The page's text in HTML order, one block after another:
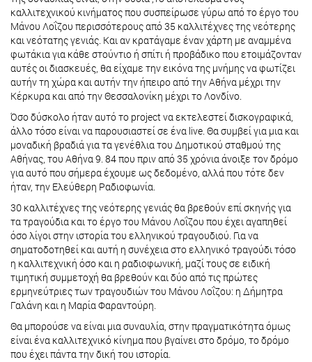
καλλιτεχνικού κινήματος που συσπείρωσε γύρω από το έργο του
Μάνου Λοΐζου περισσότερους από 35 καλλιτέχνες της νεότερης
και νεότατης γενιάς. Και αν κρατάγαμε έναν χάρτη με αναμμένα
φωτάκια για κάθε στούντιο ή σπίτι ή προβάδικο που ετοιμάζονταν
αυτές οι διασκευές, θα είχαμε την εικόνα της μνήμης να φωτίζει
αυτήν τη χώρα και αυτήν την ήπειρο από την Αθήνα μέχρι την
Κέρκυρα και από την Θεσσαλονίκη μέχρι το Λονδίνο.
Όσο δύσκολο ήταν αυτό το project να εκτελεστεί δισκογραφικά,
άλλο τόσο είναι να παρουσιαστεί σε ένα live. Θα συμβεί για μια και
μοναδική βραδιά για τα γενέθλια του Δημοτικού σταθμού της
Αθήνας, του Αθήνα 9. 84 που πριν από 35 χρόνια άνοιξε τον δρόμο
για αυτό που σήμερα έχουμε ως δεδομένο, αλλά που τότε δεν
ήταν, την Ελεύθερη Ραδιοφωνία.
30 καλλιτέχνες της νεότερης γενιάς θα βρεθούν επί σκηνής για
τα τραγούδια και το έργο του Μάνου Λοΐζου που έχει αγαπηθεί
όσο λίγοι στην ιστορία του ελληνικού τραγουδιού. Για να
σηματοδοτηθεί και αυτή η συνέχεια στο ελληνικό τραγούδι τόσο
η καλλιτεχνική όσο και η ραδιοφωνική, μαζί τους σε ειδική
τιμητική συμμετοχή θα βρεθούν και δύο από τις πρώτες
ερμηνεύτριες των τραγουδιών του Μάνου Λοΐζου: η Δήμητρα
Γαλάνη και η Μαρία Φαραντούρη.
Θα μπορούσε να είναι μια συναυλία, στην πραγματικότητα όμως
είναι ένα καλλιτεχνικό κίνημα που βγαίνει στο δρόμο, το δρόμο
που έχει πάντα την δική του ιστορία.